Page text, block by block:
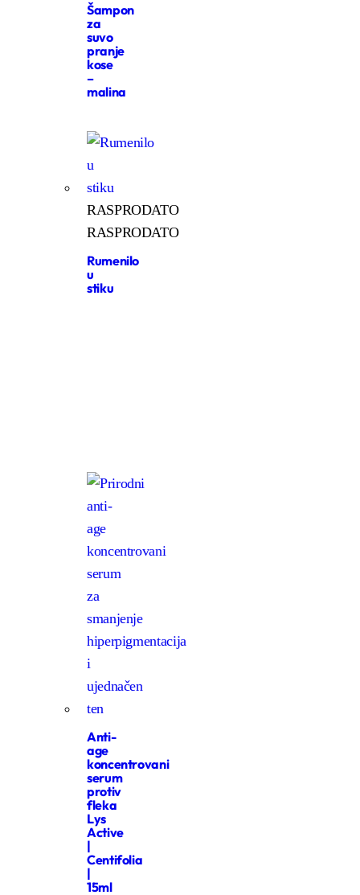
Šampon
za
suvo
pranje
kose
–
malina
RASPRODATO
RASPRODATO
Rumenilo
u
stiku
Anti-
age
koncentrovani
serum
protiv
fleka
Lys
Active
|
Centifolia
|
15ml